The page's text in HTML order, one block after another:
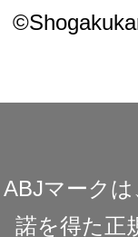
ABJマーク
諾を得た正